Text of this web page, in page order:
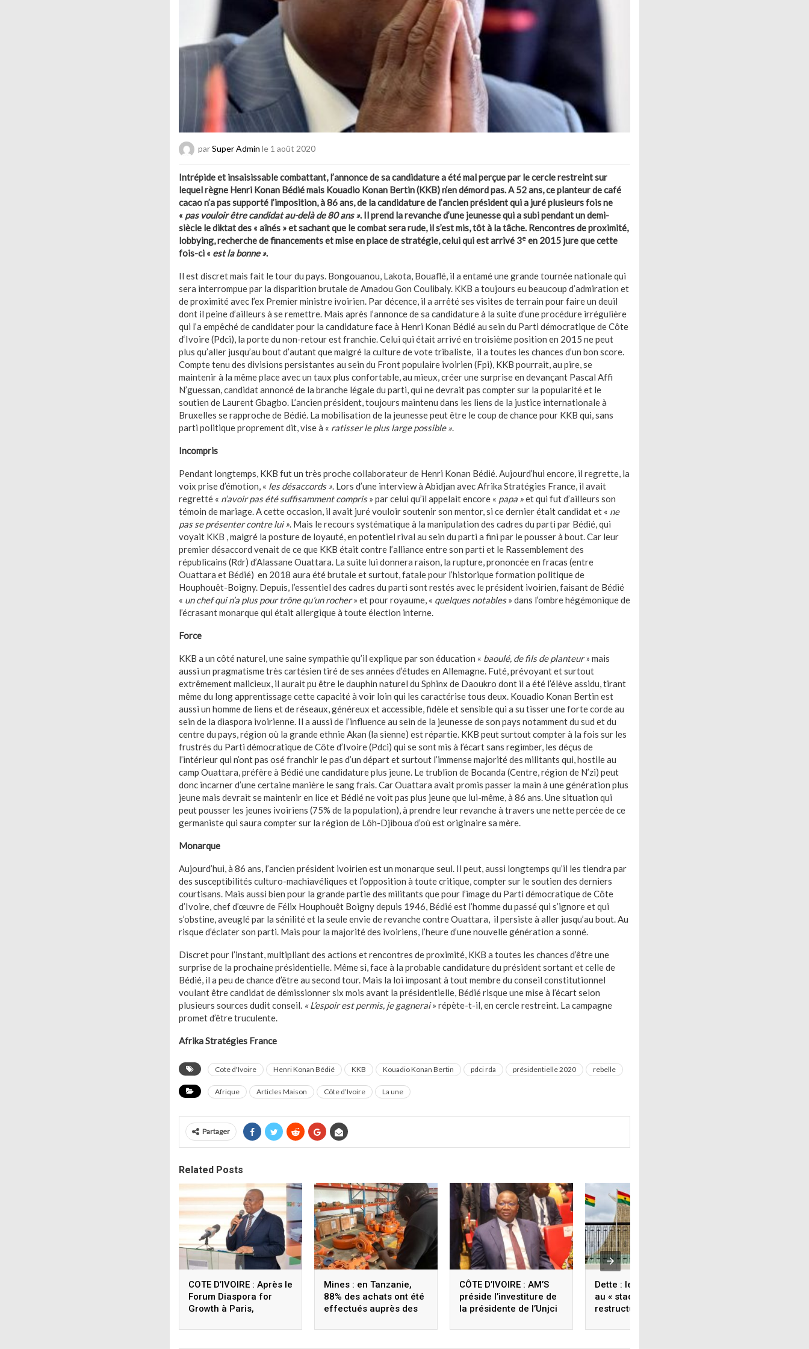
parSuper Admin le 1 août 2020
Intrépide et insaisissable combattant, l’annonce de sa candidature a été mal perçue par le cercle restreint sur
lequel règne Henri Konan Bédié mais Kouadio Konan Bertin (KKB) n‘en démord pas. A 52 ans, ce planteur de café
cacao n’a pas supporté l’imposition, à 86 ans, de la candidature de l’ancien président qui a juré plusieurs fois ne
« pas vouloir être candidat au-delà de 80 ans ». Il prend la revanche d’une jeunesse qui a subi pendant un demi-
siècle le diktat des « aînés » et sachant que le combat sera rude, il s’est mis, tôt à la tâche. Rencontres de proximité,
lobbying, recherche de financements et mise en place de stratégie, celui qui est arrivé 3e en 2015 jure que cette
fois-ci « est la bonne ».
Il est discret mais fait le tour du pays. Bongouanou, Lakota, Bouaflé, il a entamé une grande tournée nationale qui
sera interrompue par la disparition brutale de Amadou Gon Coulibaly. KKB a toujours eu beaucoup d’admiration et
de proximité avec l’ex Premier ministre ivoirien. Par décence, il a arrêté ses visites de terrain pour faire un deuil
dont il peine d’ailleurs à se remettre. Mais après l’annonce de sa candidature à la suite d’une procédure irrégulière
qui l’a empêché de candidater pour la candidature face à Henri Konan Bédié au sein du Parti démocratique de Côte
d‘Ivoire (Pdci), la porte du non-retour est franchie. Celui qui était arrivé en troisième position en 2015 ne peut
plus qu’aller jusqu’au bout d’autant que malgré la culture de vote tribaliste, il a toutes les chances d’un bon score.
Compte tenu des divisions persistantes au sein du Front populaire ivoirien (Fpi), KKB pourrait, au pire, se
maintenir à la même place avec un taux plus confortable, au mieux, créer une surprise en devançant Pascal Affi
N’guessan, candidat annoncé de la branche légale du parti, qui ne devrait pas compter sur la popularité et le
soutien de Laurent Gbagbo. L’ancien président, toujours maintenu dans les liens de la justice internationale à
Bruxelles se rapproche de Bédié. La mobilisation de la jeunesse peut être le coup de chance pour KKB qui, sans
parti politique proprement dit, vise à « ratisser le plus large possible ».
Incompris
Pendant longtemps, KKB fut un très proche collaborateur de Henri Konan Bédié. Aujourd’hui encore, il regrette, la
voix prise d’émotion, « les désaccords ». Lors d’une interview à Abidjan avec Afrika Stratégies France, il avait
regretté « n’avoir pas été suffisamment compris» par celui qu’il appelait encore « papa »et qui fut d’ailleurs son
témoin de mariage. A cette occasion, il avait juré vouloir soutenir son mentor, si ce dernier était candidat et « ne
pas se présenter contre lui ». Mais le recours systématique à la manipulation des cadres du parti par Bédié, qui
voyait KKB , malgré la posture de loyauté, en potentiel rival au sein du parti a fini par le pousser à bout. Car leur
premier désaccord venait de ce que KKB était contre l’alliance entre son parti et le Rassemblement des
républicains (Rdr) d’Alassane Ouattara. La suite lui donnera raison, la rupture, prononcée en fracas (entre
Ouattara et Bédié) en 2018 aura été brutale et surtout, fatale pour l’historique formation politique de
Houphouêt-Boigny. Depuis, l’essentiel des cadres du parti sont restés avec le président ivoirien, faisant de Bédié
« un chef qui n’a plus pour trône qu’un rocher» et pour royaume, « quelques notables» dans l’ombre hégémonique de
l’écrasant monarque qui était allergique à toute élection interne.
Force
KKB a un côté naturel, une saine sympathie qu’il explique par son éducation « baoulé, de fils de planteur» mais
aussi un pragmatisme très cartésien tiré de ses années d’études en Allemagne. Futé, prévoyant et surtout
extrêmement malicieux, il aurait pu être le dauphin naturel du Sphinx de Daoukro dont il a été l’élève assidu, tirant
même du long apprentissage cette capacité à voir loin qui les caractérise tous deux. Kouadio Konan Bertin est
aussi un homme de liens et de réseaux, généreux et accessible, fidèle et sensible qui a su tisser une forte corde au
sein de la diaspora ivoirienne. Il a aussi de l’influence au sein de la jeunesse de son pays notamment du sud et du
centre du pays, région où la grande ethnie Akan (la sienne) est répartie. KKB peut surtout compter à la fois sur les
frustrés du Parti démocratique de Côte d’Ivoire (Pdci) qui se sont mis à l’écart sans regimber, les déçus de
l’intérieur qui n’ont pas osé franchir le pas d’un départ et surtout l’immense majorité des militants qui, hostile au
camp Ouattara, préfère à Bédié une candidature plus jeune. Le trublion de Bocanda (Centre, région de N’zi) peut
donc incarner d’une certaine manière le sang frais. Car Ouattara avait promis passer la main à une génération plus
jeune mais devrait se maintenir en lice et Bédié ne voit pas plus jeune que lui-même, à 86 ans. Une situation qui
peut pousser les jeunes ivoiriens (75% de la population), à prendre leur revanche à travers une nette percée de ce
germaniste qui saura compter sur la région de Lôh-Djiboua d’où est originaire sa mère.
Monarque
Aujourd’hui, à 86 ans, l’ancien président ivoirien est un monarque seul. Il peut, aussi longtemps qu’il les tiendra par
des susceptibilités culturo-machiavéliques et l’opposition à toute critique, compter sur le soutien des derniers
courtisans. Mais aussi bien pour la grande partie des militants que pour l’image du Parti démocratique de Côte
d’Ivoire, chef d’œuvre de Félix Houphouêt Boigny depuis 1946, Bédié est l’homme du passé qui s’ignore et qui
s’obstine, aveuglé par la sénilité et la seule envie de revanche contre Ouattara, il persiste à aller jusqu’au bout. Au
risque d’éclater son parti. Mais pour la majorité des ivoiriens, l’heure d’une nouvelle génération a sonné.
Discret pour l’instant, multipliant des actions et rencontres de proximité, KKB a toutes les chances d’être une
surprise de la prochaine présidentielle. Même si, face à la probable candidature du président sortant et celle de
Bédié, il a peu de chance d’être au second tour. Mais la loi imposant à tout membre du conseil constitutionnel
voulant être candidat de démissionner six mois avant la présidentielle, Bédié risque une mise à l’écart selon
plusieurs sources dudit conseil. « L’espoir est permis, je gagnerai» répète-t-il, en cercle restreint. La campagne
promet d’être truculente.
Afrika Stratégies France
Cote d'Ivoire Henri Konan Bédié KKB Kouadio Konan Bertin pdci rda présidentielle 2020 rebelle
Afrique Articles Maison Côte d’Ivoire La une
Partager
Related Posts
COTE D’IVOIRE : Après le
Forum Diaspora for
Growth à Paris,
Sigmicom à Abidjan
Mines : en Tanzanie,
88% des achats ont été
effectués auprès des
CÔTE D’IVOIRE : AM’S
préside l’investiture de
la présidente de l’Unjci
Groupe Consultatif pour
Dette : le Ghana dit être
au « stade final » de sa
restructuration